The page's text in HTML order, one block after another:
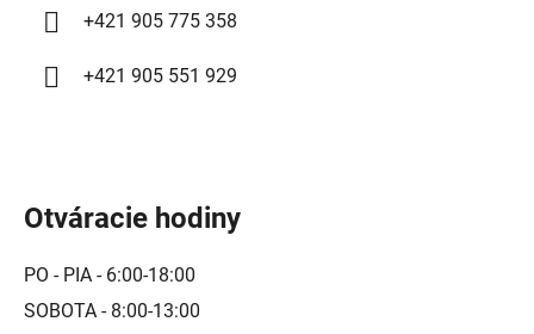
+421 905 775 358
+421 905 551 929
Otváracie hodiny
PO - PIA - 6:00-18:00
SOBOTA - 8:00-13:00